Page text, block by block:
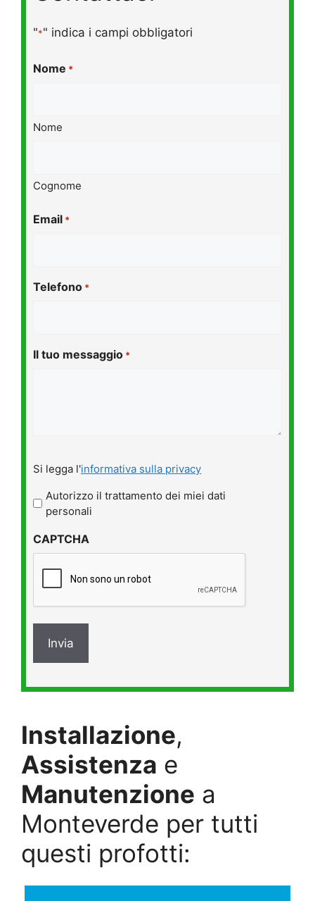
"*" indica i campi obbligatori
Nome *
Nome
Cognome
Email *
Telefono *
Il tuo messaggio *
legga
l'informativa
sulla
*
Si legga l'informativa sulla privacy
Autorizzo il trattamento dei miei dati
personali
CAPTCHA
Installazione,
Assistenza e
Manutenzione a
Monteverde per tutti
questi profotti: